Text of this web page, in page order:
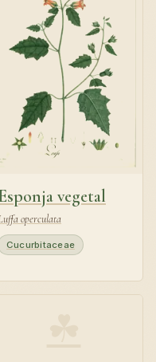
vegetal
operculata
Cucurbitaceae